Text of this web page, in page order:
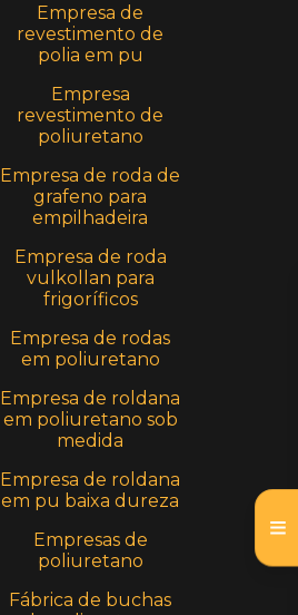
Empresa de
revestimento de
polia em pu
Empresa
revestimento de
poliuretano
Empresa de roda de
grafeno para
empilhadeira
Empresa de roda
vulkollan para
frigoríficos
Empresa de rodas
em poliuretano
Empresa de roldana
em poliuretano sob
medida
Empresa de roldana
em pu baixa dureza
Empresas de
poliuretano
Fábrica de buchas